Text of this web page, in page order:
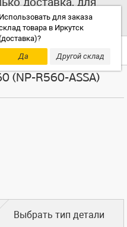
Использовать для заказа
товара в Иркутск
Да
Другой склад
выбирайте
другой склад!
(NP-R560-ASSA)
Выбрать тип детали